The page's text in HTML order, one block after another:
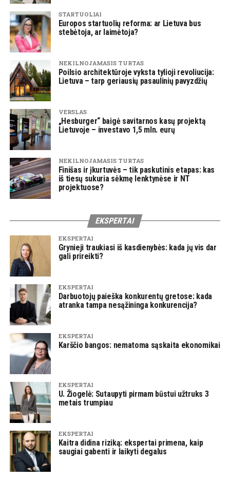
STARTUOLIAI
Europos startuolių reforma: ar Lietuva bus
stebėtoja, ar laimėtoja?
NEKILNOJAMASIS TURTAS
Poilsio architektūroje vyksta tylioji revoliucija:
Lietuva – tarp geriausių pasaulinių pavyzdžių
VERSLAS
„Hesburger“ baigė savitarnos kasų projektą
Lietuvoje – investavo 1,5 mln. eurų
NEKILNOJAMASIS TURTAS
Finišas ir įkurtuvės – tik paskutinis etapas: kas
iš tiesų sukuria sėkmę lenktynėse ir NT
projektuose?
EKSPERTAI
EKSPERTAI
Grynieji traukiasi iš kasdienybės: kada jų vis dar
gali prireikti?
EKSPERTAI
Darbuotojų paieška konkurentų gretose: kada
atranka tampa nesąžininga konkurencija?
EKSPERTAI
Karščio bangos: nematoma sąskaita ekonomikai
EKSPERTAI
U. Žiogelė: Sutaupyti pirmam būstui užtruks 3
metais trumpiau
EKSPERTAI
Kaitra didina riziką: ekspertai primena, kaip
saugiai gabenti ir laikyti degalus